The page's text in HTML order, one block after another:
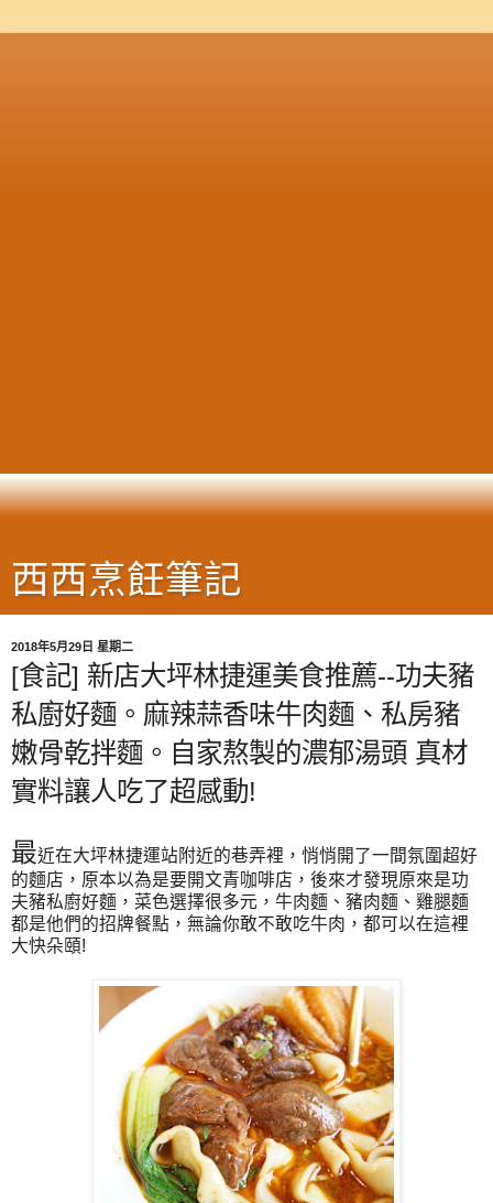
西西烹飪筆記
2018年5月29日 星期二
[食記] 新店大坪林捷運美食推薦--功夫豬
私廚好麵。麻辣蒜香味牛肉麵、私房豬
嫩骨乾拌麵。自家熬製的濃郁湯頭 真材
實料讓人吃了超感動!
最近在大坪林捷運站附近的巷弄裡，悄悄開了一間氛圍超好
的麵店，原本以為是要開文青咖啡店，後來才發現原來是功
夫豬私廚好麵，菜色選擇很多元，牛肉麵、豬肉麵、雞腿麵
都是他們的招牌餐點，無論你敢不敢吃牛肉，都可以在這裡
大快朵頤!